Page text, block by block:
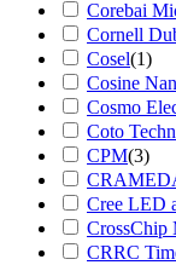
Corebai
Cornell
Cosel(1)
Cosine
Cosmo
Coto
CPM(3)
Cree LED
CrossChip
CRRC